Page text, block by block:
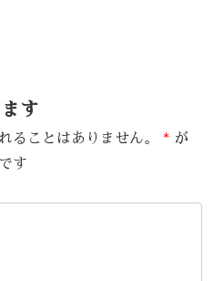
す
ることはありません。 * が
す